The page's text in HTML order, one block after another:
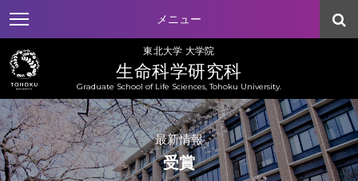
メニュー
東北大学 大学院
生命科学研究科
Graduate School of Life Sciences, Tohoku University.
最新情報
受賞